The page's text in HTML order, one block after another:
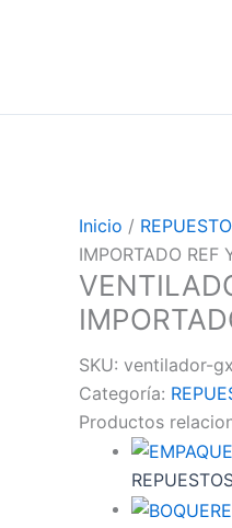
Inicio /
IMPORTADO
SKU: ventilador-
Categoría:
Productos